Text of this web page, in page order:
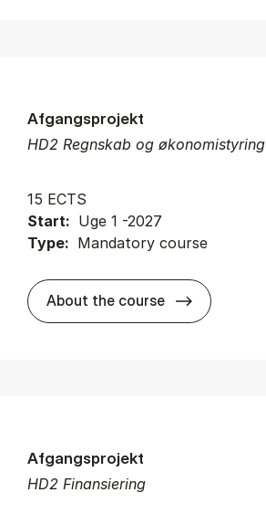
HD2 Regnskab og økonomistyring
Afgangsprojekt
15 ECTS
Start: Uge 1 -2027
Type: Mandatory course
About the course about
HD2 Finansiering
Afgangsprojekt